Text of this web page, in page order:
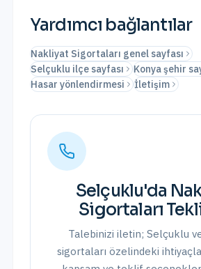
Yardımcı bağlantılar
Nakliyat Sigortaları genel sayfası
Selçuklu ilçe sayfası
Konya şehir
Hasar yönlendirmesi
İletişim
Selçuklu'da
Sigortaları
Talebinizi iletin; Selçuklu
sigortaları özelindeki